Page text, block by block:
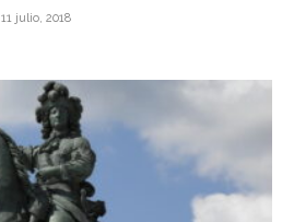
11 julio, 2018